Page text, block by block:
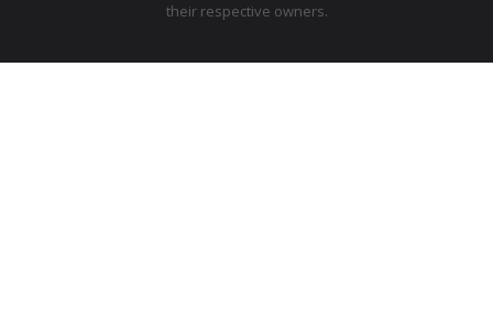
their respective owners.